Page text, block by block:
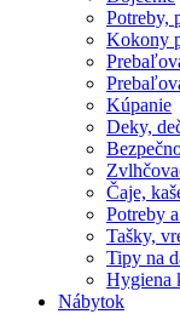
Potreby,
Kokony
Kúpanie
Deky,
Čaje,
Potreby
Tašky,
Tipy na
Hygiena
Nábytok